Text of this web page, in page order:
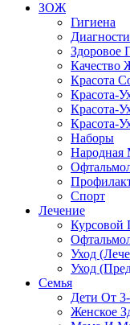
ЗОЖ
Гигиена
Здоровое
Качество
Красота
Красота-
Красота-
Красота-
Наборы
Народная
Спорт
Лечение
Курсовой
Уход
Уход
Семья
Дети От
Женское